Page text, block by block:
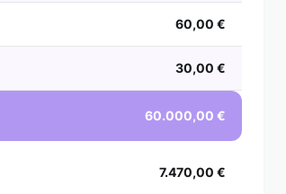
60,00 €
30,00 €
60.000,00 €
7.470,00 €